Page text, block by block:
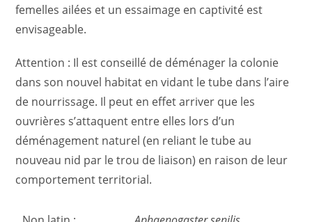
femelles ailées et un essaimage en captivité est
envisageable.
Attention : Il est conseillé de déménager la colonie
dans son nouvel habitat en vidant le tube dans l’aire
de nourrissage. Il peut en effet arriver que les
ouvrières s’attaquent entre elles lors d’un
déménagement naturel (en reliant le tube au
nouveau nid par le trou de liaison) en raison de leur
comportement territorial.